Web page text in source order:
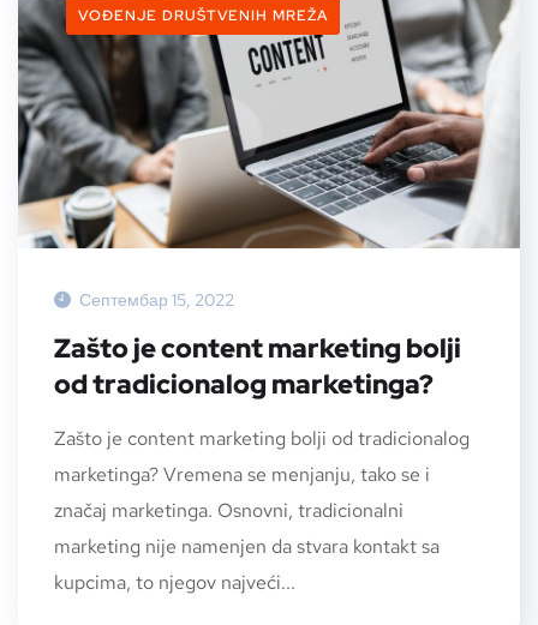
VOĐENJE DRUŠTVENIH MREŽA
Септембар 15, 2022
Zašto je content marketing bolji
od tradicionalog marketinga?
Zašto je content marketing bolji od tradicionalog
marketinga? Vremena se menjanju, tako se i
značaj marketinga. Osnovni, tradicionalni
marketing nije namenjen da stvara kontakt sa
kupcima, to njegov najveći...